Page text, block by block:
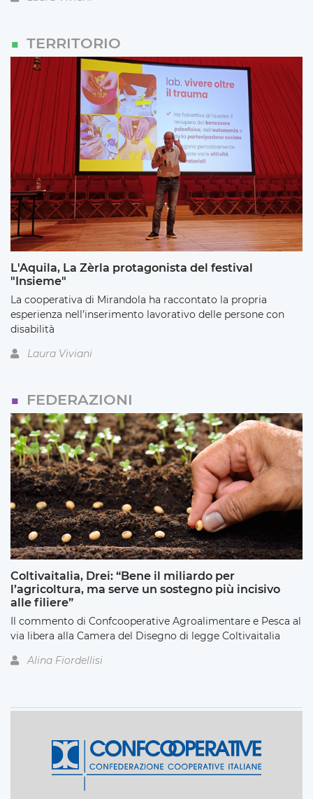
TERRITORIO
L'Aquila, La Zèrla protagonista del festival
"Insieme"
La cooperativa di Mirandola ha raccontato la propria
esperienza nell’inserimento lavorativo delle persone con
disabilità
Laura Viviani
FEDERAZIONI
Coltivaitalia, Drei: “Bene il miliardo per
l’agricoltura, ma serve un sostegno più incisivo
alle filiere”
Il commento di Confcooperative Agroalimentare e Pesca al
via libera alla Camera del Disegno di legge Coltivaitalia
Alina Fiordellisi